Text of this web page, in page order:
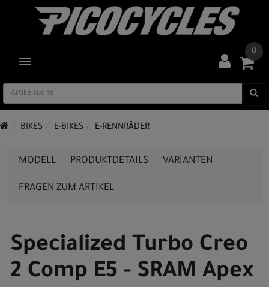
TOGGLE NAVIGATION
0
BIKES E-BIKES E-RENNRÄDER
MODELL PRODUKTDETAILS VARIANTEN
FRAGEN ZUM ARTIKEL
Specialized Turbo Creo
2 Comp E5 - SRAM Apex